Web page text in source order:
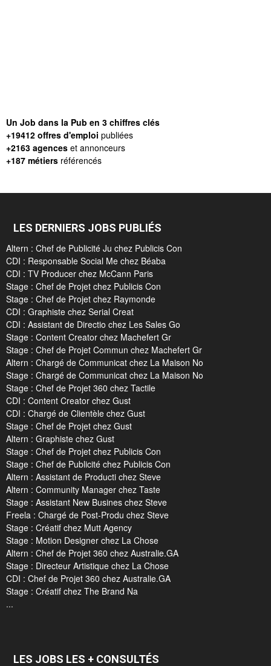
Un Job dans la Pub en 3 chiffres clés
+19412 offres d'emploi publiées
+2163 agences et annonceurs
+187 métiers référencés
LES DERNIERS JOBS PUBLIÉS
Altern : Chef de Publicité Ju chez Publicis Con
CDI : Responsable Social Me chez Béaba
CDI : TV Producer chez McCann Paris
Stage : Chef de Projet chez Publicis Con
Stage : Chef de Projet chez Raymonde
CDI : Graphiste chez Serial Creat
CDI : Assistant de Directio chez Les Sales Go
Stage : Content Creator chez Machefert Gr
Stage : Chef de Projet Commun chez Machefert Gr
Altern : Chargé de Communicat chez La Maison No
Stage : Chargé de Communicat chez La Maison No
Stage : Chef de Projet 360 chez Tactile
CDI : Content Creator chez Gust
CDI : Chargé de Clientèle chez Gust
Stage : Chef de Projet chez Gust
Altern : Graphiste chez Gust
Stage : Chef de Projet chez Publicis Con
Stage : Chef de Publicité chez Publicis Con
Altern : Assistant de Producti chez Steve
Altern : Community Manager chez Taste
Stage : Assistant New Busines chez Steve
Freela : Chargé de Post-Produ chez Steve
Stage : Créatif chez Mutt Agency
Stage : Motion Designer chez La Chose
Altern : Chef de Projet 360 chez Australie.GA
Stage : Directeur Artistique chez La Chose
CDI : Chef de Projet 360 chez Australie.GA
Stage : Créatif chez The Brand Na
...
LES JOBS LES + CONSULTÉS